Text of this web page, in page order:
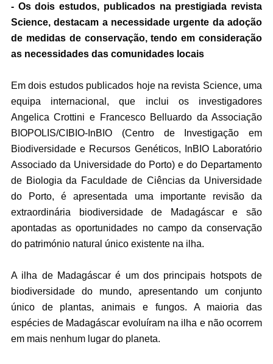
- Os dois estudos, publicados na prestigiada revista
Science, destacam a necessidade urgente da adoção
de medidas de conservação, tendo em consideração
as necessidades das comunidades locais
Em dois estudos publicados hoje na revista Science, uma
equipa internacional, que inclui os investigadores
Angelica Crottini e Francesco Belluardo da Associação
BIOPOLIS/CIBIO-InBIO (Centro de Investigação em
Biodiversidade e Recursos Genéticos, InBIO Laboratório
Associado da Universidade do Porto) e do Departamento
de Biologia da Faculdade de Ciências da Universidade
do Porto, é apresentada uma importante revisão da
extraordinária biodiversidade de Madagáscar e são
apontadas as oportunidades no campo da conservação
do património natural único existente na ilha.
A ilha de Madagáscar é um dos principais hotspots de
biodiversidade do mundo, apresentando um conjunto
único de plantas, animais e fungos. A maioria das
espécies de Madagáscar evoluíram na ilha e não ocorrem
em mais nenhum lugar do planeta.